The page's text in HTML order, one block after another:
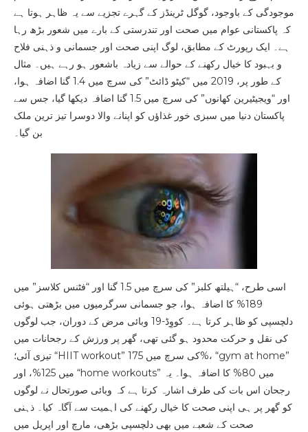
موجودگی کے باوجود، گوگل ٹرینڈز کے گہرے تجزیے سے یہ ظاہر ہوتا ہے
کہ پاکستانی عوام میں صحت اور تندرستی کے بارے میں شعور بڑھ رہا
ہے۔ ایک رپورٹ کے مطابق، لوگ اپنی صحت اور جسمانی و ذہنی فلاح
و بہبود کا خیال رکھنے کے حوالے سے زیادہ باشعور ہو رہے ہیں۔ مثال
کے طور پر، 2019 میں “کیٹو ڈائٹ” کی سرچ میں 1.4 گنا اضافہ ہوا،
اور “ویجیٹیرین کھانوں” کی سرچ میں 1.5 گنا اضافہ دیکھا گیا، جس سے
پاکستان دنیا میں سبزی خور غذاؤں کو اپنانے والا دوسرا تیز ترین ملک
اسی طرح، “ہیلتھ کلبز” کی سرچ میں 1.5 گنا اور “فٹنس کلاسز” میں
189% کا اضافہ ہوا، جو جسمانی سرگرمیوں میں بڑھتی ہوئی
دلچسپی کو ظاہر کرتا ہے۔ کووِڈ-19 وبائی مرض کے دوران، جب لوگوں
کی نقل و حرکت محدود ہو گئی تھی، گھر پر ورزش کے رجحانات میں
تیزی آئی؛ “HIIT workout” کی سرچ میں 175%، “gym at home”
میں 125%، اور “home workouts” میں 80% کا اضافہ ہوا۔ یہ
رجحان اس بات کی طرف اشارہ کرتا ہے کہ وبائی صورتحال نے لوگوں
کو گھر پر ہی اپنی صحت کا خیال رکھنے کی اہمیت سے آگاہ کیا۔ ذہنی
صحت کے شعبے میں بھی دلچسپی بڑھی، مارچ اور اپریل میں